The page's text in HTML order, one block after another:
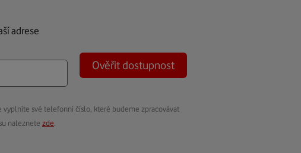
adrese
Ověřit dostupnost
své telefonní číslo, které budeme zpracovávat
naleznete zde